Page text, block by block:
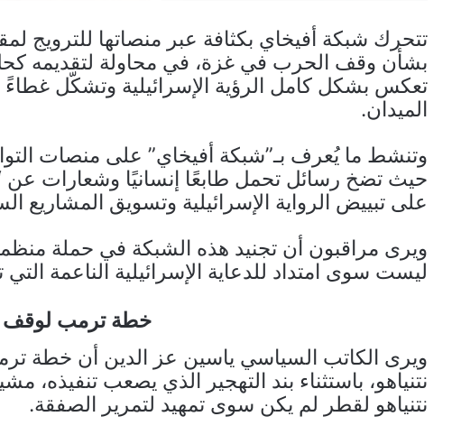
تتحرك شبكة أفيخاي بكثافة عبر منصاتها للترويج
بشأن وقف الحرب في غزة، في محاولة لتقديمه
تعكس بشكل كامل الرؤية الإسرائيلية وتشكّل غطاءً
الميدان.
وتنشط ما يُعرف بـ”شبكة أفيخاي” على منصات
حيث تضخ رسائل تحمل طابعًا إنسانيًا وشعارات عن
على تبييض الرواية الإسرائيلية وتسويق المشاريع
ويرى مراقبون أن تجنيد هذه الشبكة في حملة
ليست سوى امتداد للدعاية الإسرائيلية الناعمة التي
خطة ترمب لوقف
ويرى الكاتب السياسي ياسين عز الدين أن
نتنياهو، باستثناء بند التهجير الذي يصعب
نتنياهو لقطر لم يكن سوى تمهيد لتمرير الصفقة.